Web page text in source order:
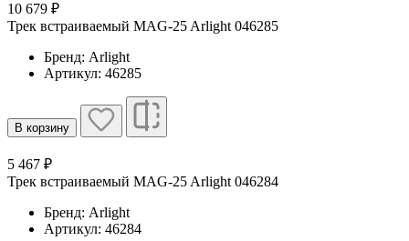
10 679 ₽
Трек встраиваемый MAG-25 Arlight 046285
Бренд: Arlight
Артикул: 46285
В корзину
5 467 ₽
Трек встраиваемый MAG-25 Arlight 046284
Бренд: Arlight
Артикул: 46284